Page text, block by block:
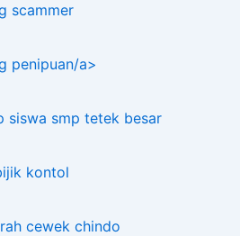
scammer
penipuan/a>
siswa smp tetek besar
kontol
cewek chindo